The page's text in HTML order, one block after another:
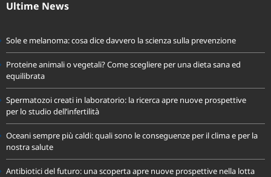
Sole e melanoma: cosa dice davvero la scienza sulla prevenzione
Proteine animali o vegetali? Come scegliere per una dieta sana ed
equilibrata
Spermatozoi creati in laboratorio: la ricerca apre nuove prospettive
per lo studio dell’infertilità
Oceani sempre più caldi: quali sono le conseguenze per il clima e per la
nostra salute